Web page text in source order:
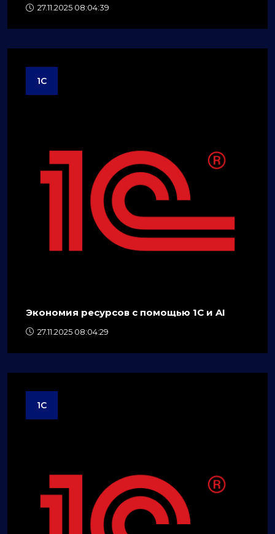
27.11.2025 08:04:39
1C
Экономия ресурсов с помощью 1C и AI
27.11.2025 08:04:29
1C